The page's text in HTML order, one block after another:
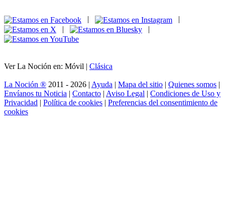
|
|
Ver La Noción en: Móvil | Clásica
La Noción ® 2011 - 2026 | Ayuda | Mapa del sitio | Quienes somos |
Envíanos tu Noticia | Contacto | Aviso Legal | Condiciones de Uso y
Privacidad | Política de cookies | Preferencias del consentimiento de
cookies